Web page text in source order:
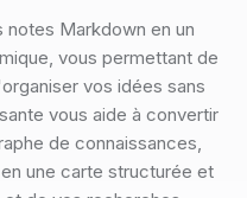
Markdown en un
vous permettant de
vos idées sans
vous aide à convertir
de connaissances,
une carte structurée et